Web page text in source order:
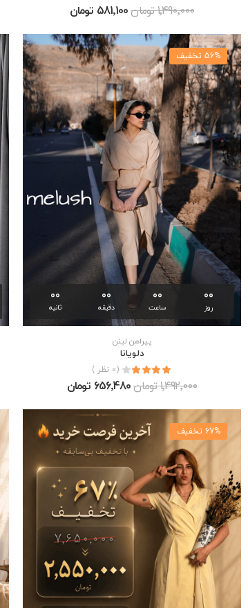
1٬490٬000 تومان 581٬100 تومان
00
روز
00
ساعت
00
دقیقه
00
ثانیه
56% تخفیف
پیراهن لینن
دلويانا
(0 نظر )
1٬492٬000 تومان 656٬480 تومان
67% تخفیف